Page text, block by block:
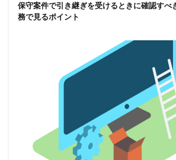
保守案件で引き継ぎを受けるときに確認すべ
務で見るポイント